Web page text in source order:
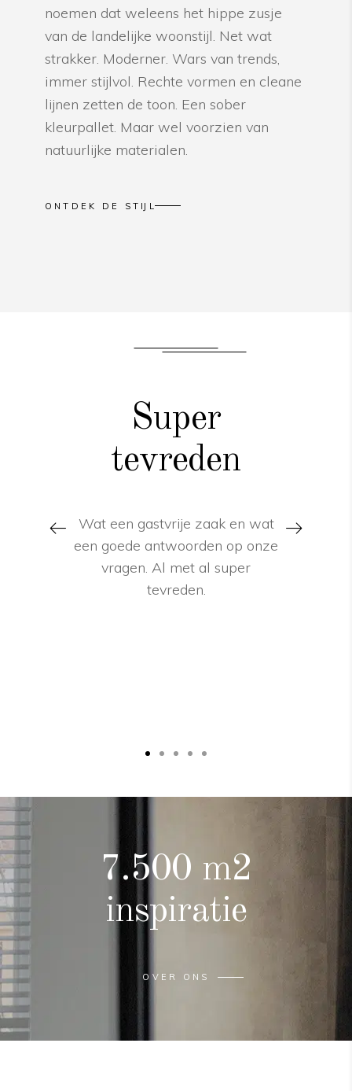
noemen dat weleens het hippe zusje
van de landelijke woonstijl. Net wat
strakker. Moderner. Wars van trends,
immer stijlvol. Rechte vormen en cleane
lijnen zetten de toon. Een sober
kleurpallet. Maar wel voorzien van
natuurlijke materialen.
ONTDEK DE STIJL
koffie en
Super
tevreden
Wat een gastvrije zaak en wat
een goede antwoorden op onze
vragen. Al met al super
tevreden.
Prachtig
7.500 m2
inspiratie
OVER ONS